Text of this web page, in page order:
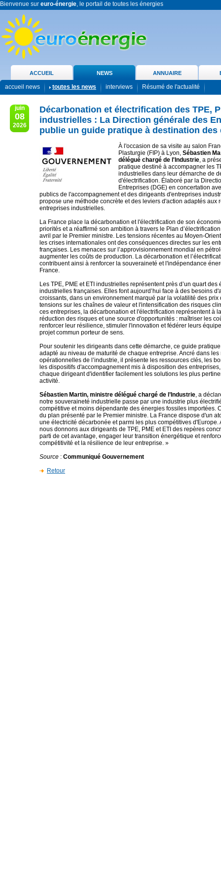
Bienvenue sur euro-énergie, le portail de toutes les énergies
ACCUEIL NEWS ANNUAIRE
accueil news toutes les news interviews Résumé de l'actualité
juin
08
2026
Décarbonation et électrification des TPE,
industrielles : La Direction générale des
publie un guide pratique à destination des
À l'occasion de sa visite au salon
Plasturgie (FIP) à Lyon, Sébastien
délégué chargé de l'Industrie, a
pratique destiné à accompagner les
industrielles dans leur démarche de
d'électrification. Élaboré par la
Entreprises (DGE) en concertation
publics de l'accompagnement et des dirigeants d'entreprises
propose une méthode concrète et des leviers d'action adaptés aux
entreprises industrielles.
La France place la décarbonation et l'électrification de son
priorités et a réaffirmé son ambition à travers le Plan
avril par le Premier ministre. Les tensions récentes au Moyen-
les crises internationales ont des conséquences directes sur les
françaises. Les menaces sur l’approvisionnement mondial en
augmenter les coûts de production. La décarbonation et
contribuent ainsi à renforcer la souveraineté et l'indépendance
France.
Les TPE, PME et ETI industrielles représentent près d’un quart des
industrielles françaises. Elles font aujourd’hui face à des besoins
croissants, dans un environnement marqué par la volatilité des prix
tensions sur les chaînes de valeur et l'intensification des risques
ces entreprises, la décarbonation et l'électrification représentent à
réduction des risques et une source d'opportunités : maîtriser les
renforcer leur résilience, stimuler l'innovation et fédérer leurs
projet commun porteur de sens.
Pour soutenir les dirigeants dans cette démarche, ce guide
adapté au niveau de maturité de chaque entreprise. Ancré dans les
opérationnelles de l’industrie, il présente les ressources clés, les
les dispositifs d'accompagnement mis à disposition des
chaque dirigeant d'identifier facilement les solutions les plus
activité.
Sébastien Martin, ministre délégué chargé de l’Industrie, a
notre souveraineté industrielle passe par une industrie plus
compétitive et moins dépendante des énergies fossiles importées.
du plan présenté par le Premier ministre. La France dispose d'un
une électricité décarbonée et parmi les plus compétitives d'Europe.
nous donnons aux dirigeants de TPE, PME et ETI des repères
parti de cet avantage, engager leur transition énergétique et
compétitivité et la résilience de leur entreprise. »
Source : Communiqué Gouvernement
Retour